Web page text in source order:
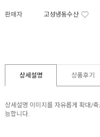
판매자 고성냉동수산
상세설명 상품후기
상세설명 이미지를 자유롭게 확대/
능합니다.